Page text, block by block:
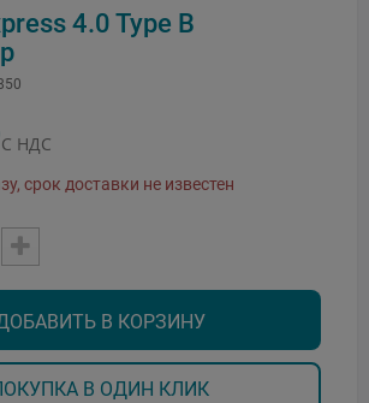
4.0 Type B
С НДС
срок доставки не известен
В КОРЗИНУ
В ОДИН КЛИК